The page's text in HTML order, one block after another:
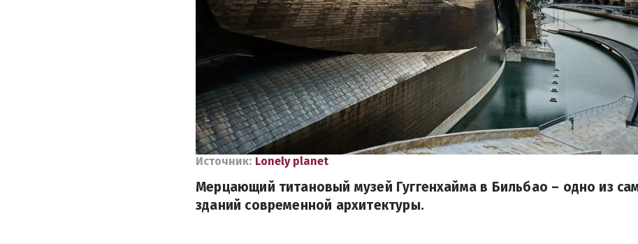
Источник: Lonely planet
Мерцающий титановый музей Гуггенхайма в Бильбао – одно из
зданий современной архитектуры.